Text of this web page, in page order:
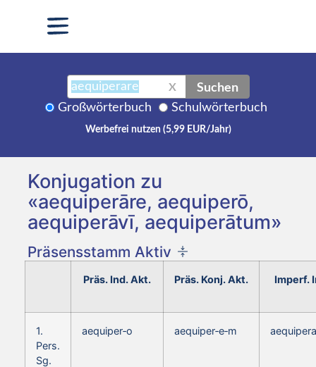
X Suchen
Großwörterbuch Schulwörterbuch
Werbefrei nutzen (5,99 EUR/Jahr)
Konjugation zu
«aequiperāre, aequiperō,
aequiperāvī, aequiperātum»
Präsensstamm Aktiv
Präs. Ind. Akt. Präs. Konj. Akt. Imperf.
1.
Pers.
Sg.
aequiper‑o aequiper‑e‑m